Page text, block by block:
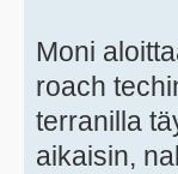
Moni
roach
terranilla
aikaisin,